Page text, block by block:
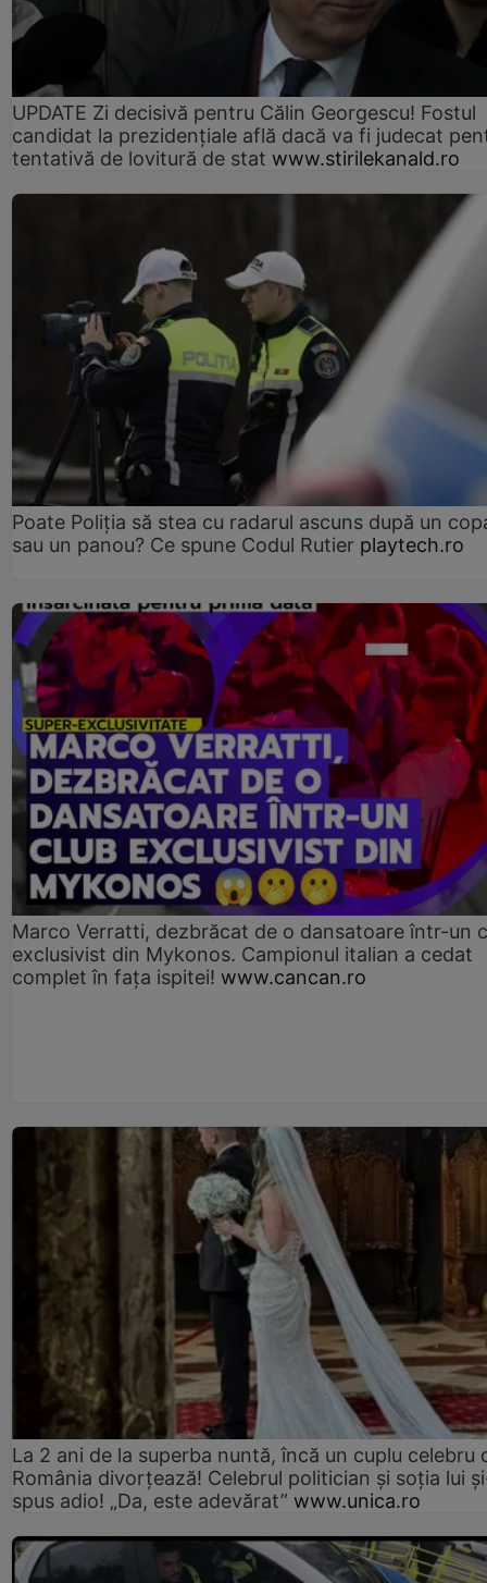
UPDATE Zi decisivă pentru Călin Georgescu! Fostul
candidat la prezidențiale află dacă va fi judecat
tentativă de lovitură de stat www.stirilekanald.ro
Poate Poliția să stea cu radarul ascuns după un
sau un panou? Ce spune Codul Rutier playtech.ro
Marco Verratti, dezbrăcat de o dansatoare într-un
exclusivist din Mykonos. Campionul italian a cedat
complet în fața ispitei! www.cancan.ro
La 2 ani de la superba nuntă, încă un cuplu celebru
România divorțează! Celebrul politician și soția lui
spus adio! „Da, este adevărat” www.unica.ro